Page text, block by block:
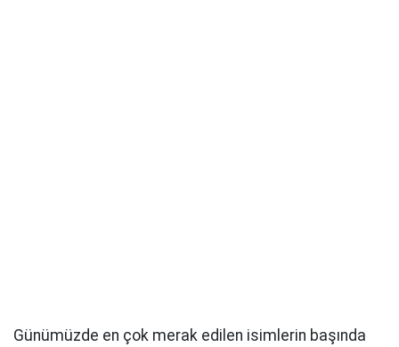
Günümüzde en çok merak edilen isimlerin başında